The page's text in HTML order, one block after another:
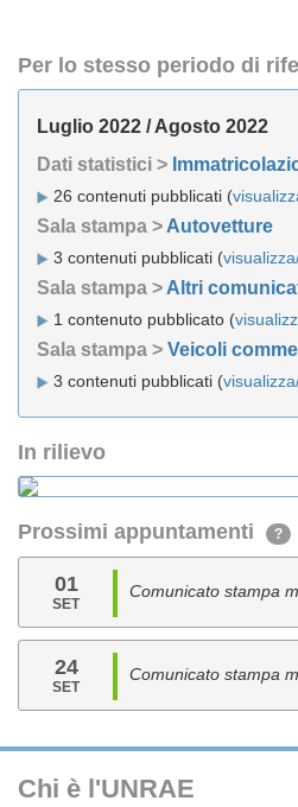
Per lo stesso periodo di
Luglio 2022 / Agosto 2022
Dati statistici >
26 contenuti pubblicati (
Sala stampa > Autovetture
3 contenuti pubblicati (
Sala stampa > Altri
1 contenuto pubblicato (
Sala stampa > Veicoli
3 contenuti pubblicati (
In rilievo
Prossimi appuntamenti ?
01
SET
Comunicato stampa
24
SET
Comunicato stampa
Chi è l'UNRAE